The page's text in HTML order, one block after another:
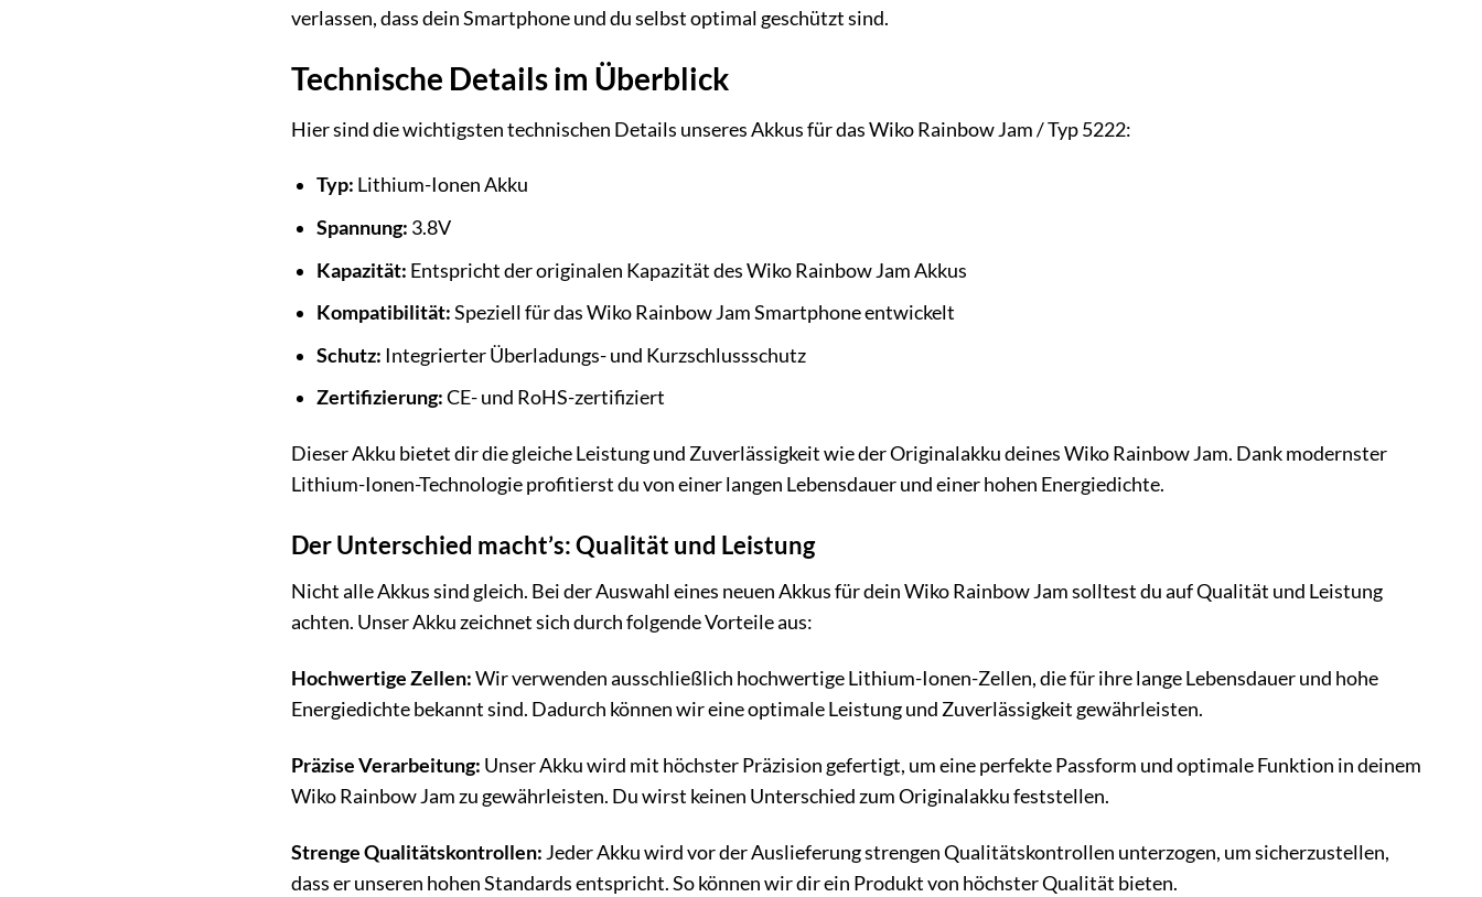
verlassen, dass dein Smartphone und du selbst optimal geschützt sind.
Technische Details im Überblick
Hier sind die wichtigsten technischen Details unseres Akkus für das Wiko Rainbow Jam / Typ 5222:
Typ: Lithium-Ionen Akku
Spannung: 3.8V
Kapazität: Entspricht der originalen Kapazität des Wiko Rainbow Jam Akkus
Kompatibilität:Speziell für das Wiko Rainbow Jam Smartphone entwickelt
Schutz: Integrierter Überladungs- und Kurzschlussschutz
Zertifizierung:CE- und RoHS-zertifiziert
Dieser Akku bietet dir die gleiche Leistung und Zuverlässigkeit wie der Originalakku deines Wiko Rainbow Jam. Dank modernster
Lithium-Ionen-Technologie profitierst du von einer langen Lebensdauer und einer hohen Energiedichte.
Der Unterschied macht’s: Qualität und Leistung
Nicht alle Akkus sind gleich. Bei der Auswahl eines neuen Akkus für dein Wiko Rainbow Jam solltest du auf Qualität und Leistung
achten. Unser Akku zeichnet sich durch folgende Vorteile aus:
Hochwertige Zellen:Wir verwenden ausschließlich hochwertige Lithium-Ionen-Zellen, die für ihre lange Lebensdauer und hohe
Energiedichte bekannt sind. Dadurch können wir eine optimale Leistung und Zuverlässigkeit gewährleisten.
Präzise Verarbeitung: Unser Akku wird mit höchster Präzision gefertigt, um eine perfekte Passform und optimale Funktion in deinem
Wiko Rainbow Jam zu gewährleisten. Du wirst keinen Unterschied zum Originalakku feststellen.
Strenge Qualitätskontrollen: Jeder Akku wird vor der Auslieferung strengen Qualitätskontrollen unterzogen, um sicherzustellen,
dass er unseren hohen Standards entspricht. So können wir dir ein Produkt von höchster Qualität bieten.